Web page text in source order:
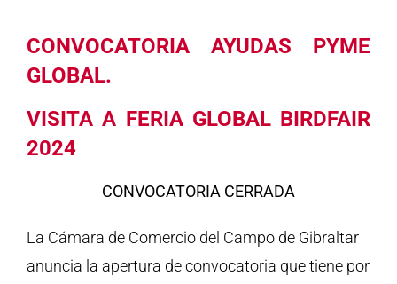
CONVOCATORIA AYUDAS PYME
GLOBAL.
VISITA A FERIA GLOBAL BIRDFAIR
2024
CONVOCATORIA CERRADA
La Cámara de Comercio del Campo de Gibraltar
anuncia la apertura de convocatoria que tiene por